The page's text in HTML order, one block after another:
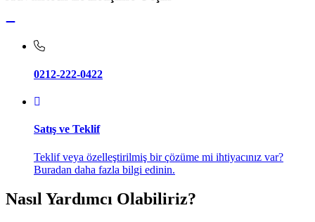
0212-222-0422
Satış ve Teklif
Teklif veya özelleştirilmiş bir çözüme mi ihtiyacınız var?
Buradan daha fazla bilgi edinin.
Nasıl Yardımcı Olabiliriz?